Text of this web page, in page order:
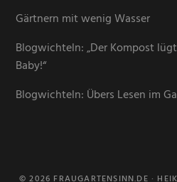
Gärtnern mit wenig Wasser
Blogwichteln: „Der Kompost
Baby!“
Blogwichteln: Übers Lesen im
© 2026 FRAUGARTENSINN.DE ·